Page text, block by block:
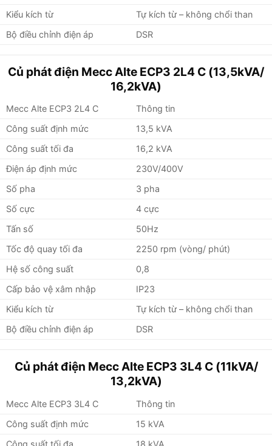
Kiểu kích từ
Tự kích từ – không chổi than
Bộ điều chỉnh điện áp
DSR
Củ phát điện Mecc Alte ECP3 2L4 C (13,5kVA/
16,2kVA)
Mecc Alte ECP3 2L4 C
Thông tin
Công suất định mức
13,5 kVA
Công suất tối đa
16,2 kVA
Điện áp định mức
230V/400V
Số pha
3 pha
Số cực
4 cực
Tấn số
50Hz
Tốc độ quay tối đa
2250 rpm (vòng/ phút)
Hệ số công suất
0,8
Cấp bảo vệ xâm nhập
IP23
Kiểu kích từ
Tự kích từ – không chổi than
Bộ điều chỉnh điện áp
DSR
Củ phát điện Mecc Alte ECP3 3L4 C (11kVA/
13,2kVA)
Mecc Alte ECP3 3L4 C
Thông tin
Công suất định mức
15 kVA
Công suất tối đa
18 kVA